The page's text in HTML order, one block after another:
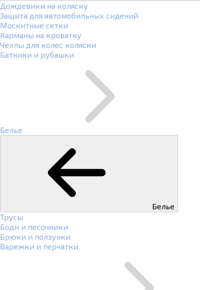
Дождевики на коляску
Защита для автомобильных сидений
Москитные сетки
Карманы на кроватку
Чехлы для колес коляски
Батники и рубашки
Белье
Белье
Трусы
Боди и песочники
Брюки и ползунки
Варежки и перчатки